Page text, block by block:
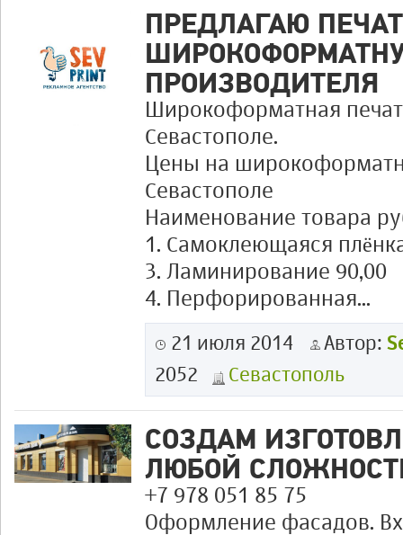
ПРЕДЛАГАЮ
ПРОИЗВОДИТЕЛЯ
Широкоформатная
Севастополе.
Цены на
Севастополе
Наименование товара
1. Самоклеющаяся
3. Ламинирование 90,00
4. Перфорированная...
21 июля 2014 Автор:
2052
Севастополь
СОЗДАМ
ЛЮБОЙ
+7 978 051 85 75
Оформление фасадов.